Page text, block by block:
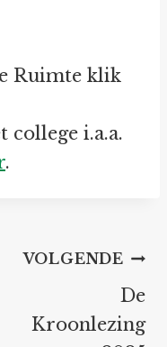
Ruimte klik
college i.a.a.
.
VOLGENDE
De
Kroonlezing